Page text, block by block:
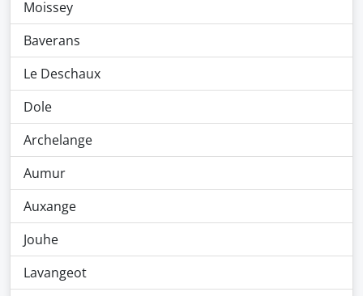
Moissey
Baverans
Le Deschaux
Dole
Archelange
Aumur
Auxange
Jouhe
Lavangeot